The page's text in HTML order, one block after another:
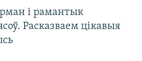
і рамантык
Расказваем цікавыя